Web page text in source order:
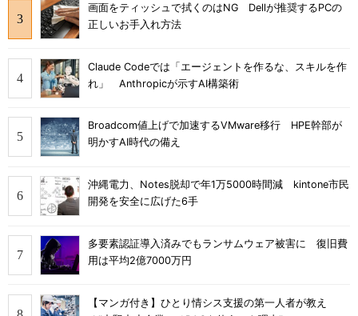
画面をティッシュで拭くのはNG Dellが推奨するPCの
正しいお手入れ方法
Claude Codeでは「エージェントを作るな、スキルを作
れ」 Anthropicが示すAI構築術
Broadcom値上げで加速するVMware移行 HPE幹部が
明かすAI時代の備え
沖縄電力、Notes脱却で年1万5000時間減 kintone市民
開発を安全に広げた6手
多要素認証導入済みでもランサムウェア被害に 復旧費
用は平均2億7000万円
【マンガ付き】ひとり情シス支援の第一人者が教え